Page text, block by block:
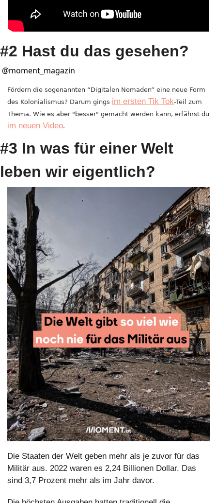
#2 Hast du das gesehen?
@moment_magazin
Fördern die sogenannten “Digitalen Nomaden” eine neue Form
des Kolonialismus? Darum gings im ersten Tik Tok-Teil zum
im neuen Video.
#3 In was für einer Welt
leben wir eigentlich?
Die Staaten der Welt geben mehr als je zuvor für das
Militär aus. 2022 waren es 2,24 Billionen Dollar. Das
sind 3,7 Prozent mehr als im Jahr davor.